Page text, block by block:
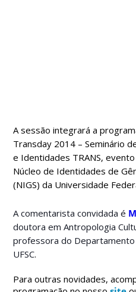
A sessão integrará a
Transday 2014 – Seminário
e Identidades TRANS,
Núcleo de Identidades de
(NIGS) da Universidade
A comentarista convidada é
doutora em Antropologia
professora do
UFSC.
Para outras novidades,